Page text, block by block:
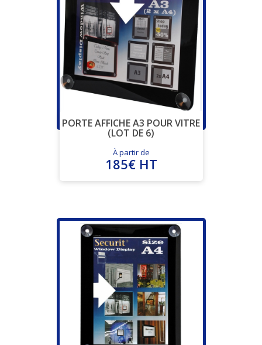
PORTE AFFICHE A3 POUR VITRE
(LOT DE 6)
À partir de
185€ HT